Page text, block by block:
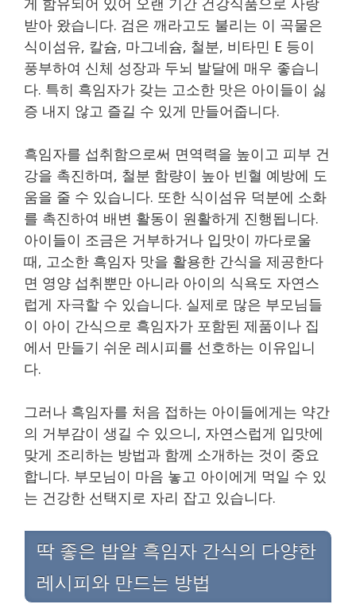
받아 왔습니다. 검은 깨라고도 불리는 이 곡물은
식이섬유, 칼슘, 마그네슘, 철분, 비타민 E 등이
풍부하여 신체 성장과 두뇌 발달에 매우 좋습니
다. 특히 흑임자가 갖는 고소한 맛은 아이들이 싫
증 내지 않고 즐길 수 있게 만들어줍니다.
흑임자를 섭취함으로써 면역력을 높이고 피부 건
강을 촉진하며, 철분 함량이 높아 빈혈 예방에 도
움을 줄 수 있습니다. 또한 식이섬유 덕분에 소화
를 촉진하여 배변 활동이 원활하게 진행됩니다.
아이들이 조금은 거부하거나 입맛이 까다로울
때, 고소한 흑임자 맛을 활용한 간식을 제공한다
면 영양 섭취뿐만 아니라 아이의 식욕도 자연스
럽게 자극할 수 있습니다. 실제로 많은 부모님들
이 아이 간식으로 흑임자가 포함된 제품이나 집
에서 만들기 쉬운 레시피를 선호하는 이유입니
다.
그러나 흑임자를 처음 접하는 아이들에게는 약간
의 거부감이 생길 수 있으니, 자연스럽게 입맛에
맞게 조리하는 방법과 함께 소개하는 것이 중요
합니다. 부모님이 마음 놓고 아이에게 먹일 수 있
는 건강한 선택지로 자리 잡고 있습니다.
딱 좋은 밥알 흑임자 간식의 다양한
레시피와 만드는 방법